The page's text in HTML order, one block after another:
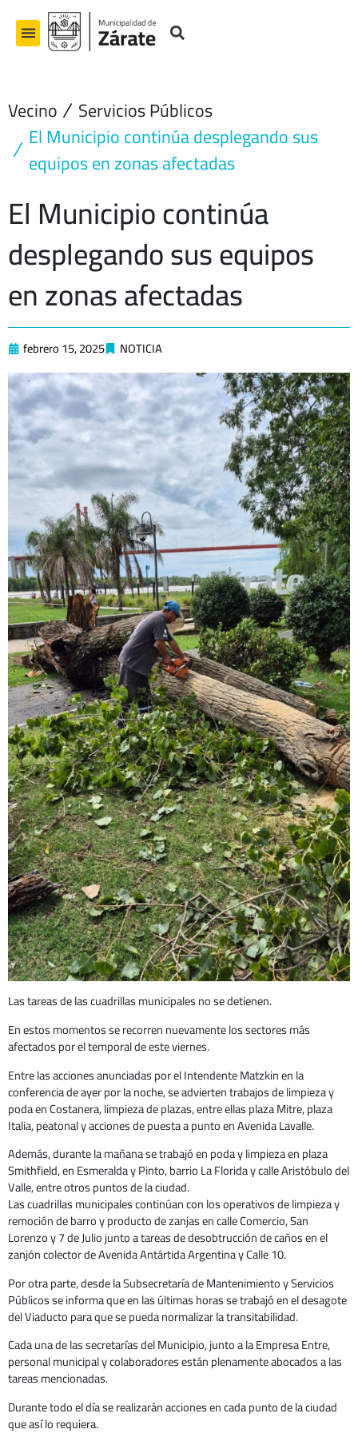
contenido
Vecino Servicios Públicos
El Municipio continúa desplegando sus
equipos en zonas afectadas
El Municipio continúa
desplegando sus equipos
en zonas afectadas
febrero 15, 2025 NOTICIA
Las tareas de las cuadrillas municipales no se detienen.
En estos momentos se recorren nuevamente los sectores más
afectados por el temporal de este viernes.
Entre las acciones anunciadas por el Intendente Matzkin en la
conferencia de ayer por la noche, se advierten trabajos de limpieza y
poda en Costanera, limpieza de plazas, entre ellas plaza Mitre, plaza
Italia, peatonal y acciones de puesta a punto en Avenida Lavalle.
Además, durante la mañana se trabajó en poda y limpieza en plaza
Smithfield, en Esmeralda y Pinto, barrio La Florida y calle Aristóbulo del
Valle, entre otros puntos de la ciudad.
Las cuadrillas municipales continúan con los operativos de limpieza y
remoción de barro y producto de zanjas en calle Comercio, San
Lorenzo y 7 de Julio junto a tareas de desobtrucción de caños en el
zanjón colector de Avenida Antártida Argentina y Calle 10.
Por otra parte, desde la Subsecretaría de Mantenimiento y Servicios
Públicos se informa que en las últimas horas se trabajó en el desagote
del Viaducto para que se pueda normalizar la transitabilidad.
Cada una de las secretarías del Municipio, junto a la Empresa Entre,
personal municipal y colaboradores están plenamente abocados a las
tareas mencionadas.
Durante todo el día se realizarán acciones en cada punto de la ciudad
que así lo requiera.